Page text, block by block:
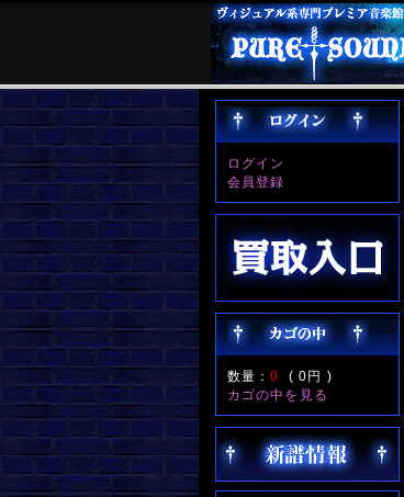
ログイン
会員登録
数量：0 (0円 )
カゴの中を見る